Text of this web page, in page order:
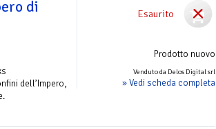
Esaurito
Prodotto nuovo
Venduto da Delos Digital srl
» Vedi scheda completa
di
dell’Impero,